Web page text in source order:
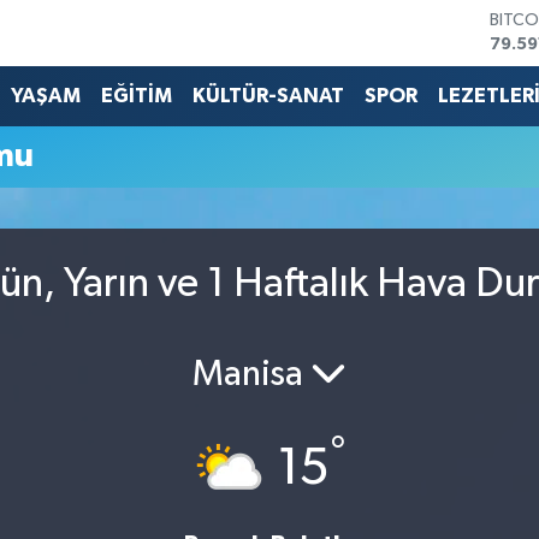
YAŞAM EĞİTİM KÜLTÜR-SANAT SPOR
Yarın ve 1 Haftalık Hava
Manisa
15°